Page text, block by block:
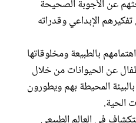
عن الأجوبة الصحيحة
الإبداعي وقدراته
بالطبيعة ومخلوقاتها
عن الحيوانات من خلال
المحيطة بهم ويطورون
الحية.